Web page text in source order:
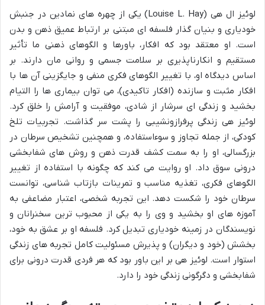
لوئیز ال هی (Louise L. Hay) یکی از چهره های نمادین در جنبش
خودیاری و بنیان گذار فلسفه ای مبتنی بر ارتباط عمیق ذهن و بدن
است. او معتقد بود که افکار، باورها و الگوهای ذهنی ما تأثیر
مستقیم و انکارناپذیری بر سلامت جسمی و روانی مان دارند. بر
اساس دیدگاه او، با تغییر الگوهای فکری منفی و جایگزینی آن ها با
افکار مثبت و سازنده (افکار تاکیدی)، می توان بیماری ها را التیام
بخشید و زندگی ای سرشار از شادی، موفقیت و آرامش را خلق کرد.
لوئیز هی زندگی پرفرازونشیبی را پشت سر گذاشت. تجربیات تلخ
کودکی، از جمله تجاوز و سوءاستفاده، و همچنین تشخیص سرطان در
بزرگسالی، او را به سمت کشف قدرت ذهن و روش های شفابخشی
درونی سوق داد. او روایت می کند که چگونه با استفاده از تغییر
الگوهای فکری، تغذیه مناسب و تمرینات بازتاب شناسی، توانست
سرطان خود را شکست دهد. این تجربه شخصی، اعتبار مضاعفی به
آموزه های او بخشید و وی را به یکی از محبوب ترین سخنرانان و
نویسندگان در زمینه خودیاری تبدیل کرد. فلسفه او بر عشق به خود،
بخشش (خود و دیگران) و پذیرش مسئولیت کامل تجربه های زندگی
استوار است. لوئیز هی بر این باور بود که هر فردی قدرت درونی برای
شفابخشی و دگرگونی زندگی خود را دارد.